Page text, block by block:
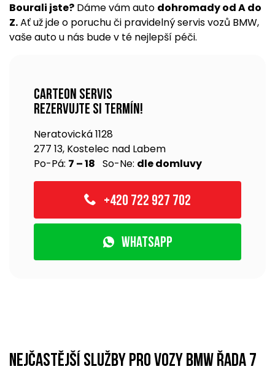
Bourali jste? Dáme vám auto dohromady od A do
Z.Ať už jde o poruchu či pravidelný servis vozů BMW,
vaše auto u nás bude v té nejlepší péči.
Carteon servis
rezervujte si termín!
Neratovická 1128
277 13, Kostelec nad Labem
Po-Pá: 7 – 18 So-Ne: dle domluvy
+420 722 927 702
WhatsApp
Nejčastější služby pro vozy BMW řada 7